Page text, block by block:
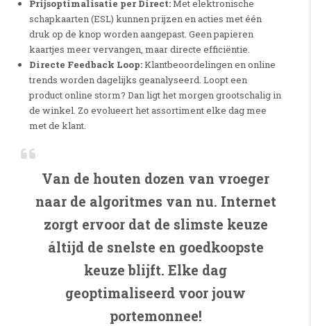
Prijsoptimalisatie per Direct:Met elektronische
schapkaarten (ESL) kunnen prijzen en acties met één
druk op de knop worden aangepast. Geen papieren
kaartjes meer vervangen, maar directe efficiëntie.
Directe Feedback Loop:Klantbeoordelingen en online
trends worden dagelijks geanalyseerd. Loopt een
product online storm? Dan ligt het morgen grootschalig in
de winkel. Zo evolueert het assortiment elke dag mee
met de klant.
Van de houten dozen van vroeger
naar de algoritmes van nu. Internet
zorgt ervoor dat de slimste keuze
áltijd de snelste en goedkoopste
keuze blijft. Elke dag
geoptimaliseerd voor jouw
portemonnee!